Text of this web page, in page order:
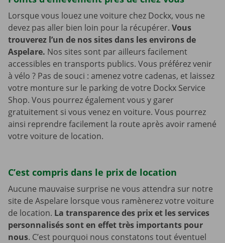
Lorsque vous louez une voiture chez Dockx, vous ne
devez pas aller bien loin pour la récupérer. Vous
trouverez l’un de nos sites dans les environs de
Aspelare. Nos sites sont par ailleurs facilement
accessibles en transports publics. Vous préférez venir
à vélo ? Pas de souci : amenez votre cadenas, et laissez
votre monture sur le parking de votre Dockx Service
Shop. Vous pourrez également vous y garer
gratuitement si vous venez en voiture. Vous pourrez
ainsi reprendre facilement la route après avoir ramené
votre voiture de location.
C’est compris dans le prix de location
Aucune mauvaise surprise ne vous attendra sur notre
site de Aspelare lorsque vous ramènerez votre voiture
de location. La transparence des prix et les services
personnalisés sont en effet très importants pour
nous. C’est pourquoi nous constatons tout éventuel